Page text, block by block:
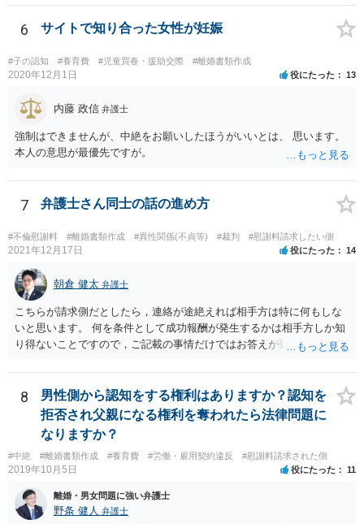
うに合意書を取り交わす必要はあると思います。 4 合意書を取り交
わし、その中で精算条項（一切の債権債務のないことを確認する）を
6 サイトで知り合った女性が妊娠
#子の認知 #養育費 #児童買春・援助交際 #離婚書類作成
2020年12月1日 役にたった 13
内藤 政信 弁護士
強制はできませんが、中絶をお願いしたほうがいいとは、 思います。
本人の意思が最優先ですが。
7 弁護士さん同士の話の進め方
#不倫慰謝料 #離婚書類作成 #異性関係(不貞等) #裁判 #慰謝料請求したい側
2021年12月17日 役にたった 14
朝倉 健太 弁護士
こちらが請求側だとしたら，連絡が途絶えれば相手方は特に何もしな
いと思います。 何を条件として成功報酬が発生するかは相手方しか知
り得ないことですので，ご記載の事情だけではお答えが難しいです。
せずに続いていることも，いずれもあり得ると思います。個々の弁護
士の考え方によります。
8
男性側から認知をする権利はありますか？認知を
拒否され父親になる権利を奪われたら法律問題に
なりますか？
#中絶 #離婚書類作成 #養育費 #労働・雇用契約違反 #慰謝料請求された側
2019年10月5日 役にたった 11
離婚・男女問題に強い弁護士
野条 健人 弁護士